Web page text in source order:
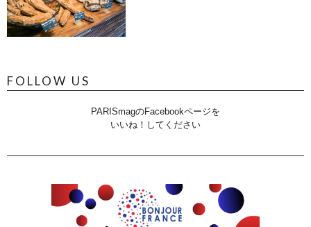
FOLLOW US
PARISmagのFacebookページを
いいね！してください